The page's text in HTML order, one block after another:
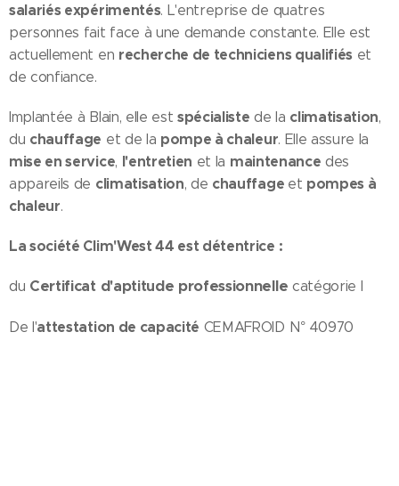
salariés expérimentés. L'entreprise de quatres
personnes fait face à une demande constante. Elle est
actuellement en recherche de techniciens qualifiés et
de confiance.
Implantée à Blain, elle estspécialiste de la climatisation,
du chauffage et de la pompe à chaleur. Elle assure la
mise en service, l'entretien et la maintenance des
appareils de climatisation, de chauffage et pompes à
chaleur.
La société Clim'West 44 est détentrice :
du Certificat d'aptitude professionnelle catégorie I
De l'attestation de capacité CEMAFROID N° 40970